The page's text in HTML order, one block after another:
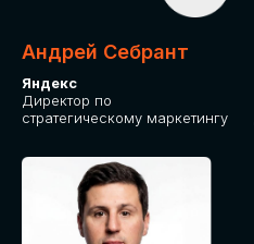
Андрей Себрант
Яндекс
Директор по
стратегическому маркетингу